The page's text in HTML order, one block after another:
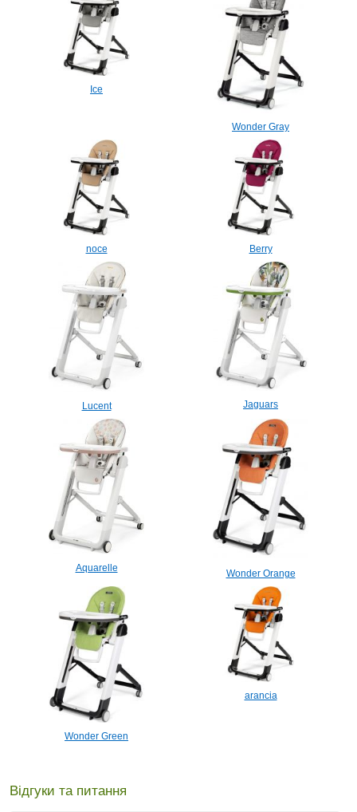
Ice
Wonder Gray
noce Berry
Lucent Jaguars
Aquarelle
Wonder Orange
Wonder Green
arancia
Відгуки та питання